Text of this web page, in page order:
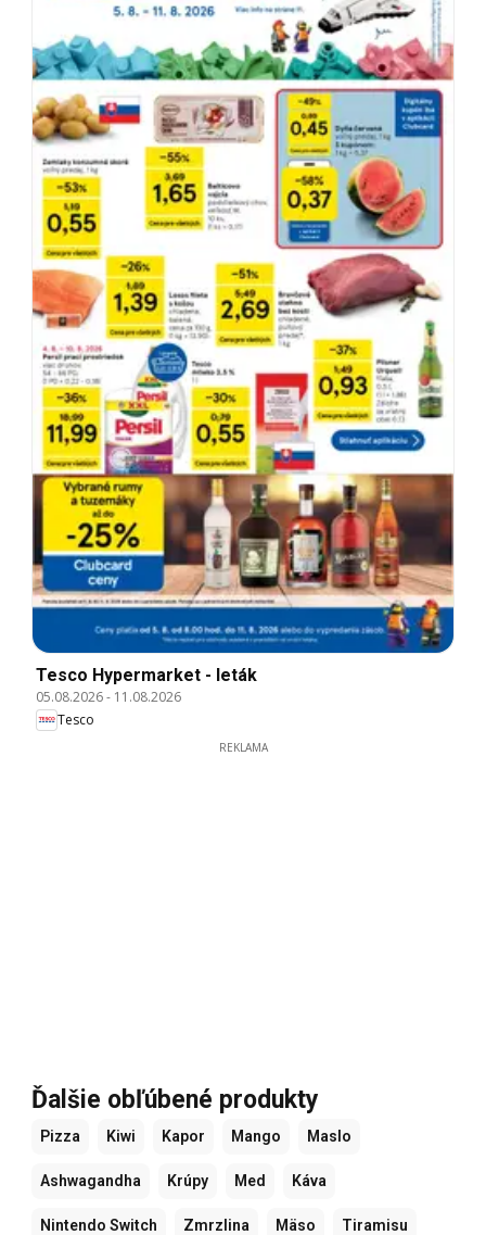
Tesco Hypermarket - leták
05.08.2026- 11.08.2026
Tesco
REKLAMA
Ďalšie obľúbené produkty
Pizza Kiwi Kapor Mango Maslo
Ashwagandha Krúpy Med Káva
Nintendo Switch Zmrzlina Mäso Tiramisu